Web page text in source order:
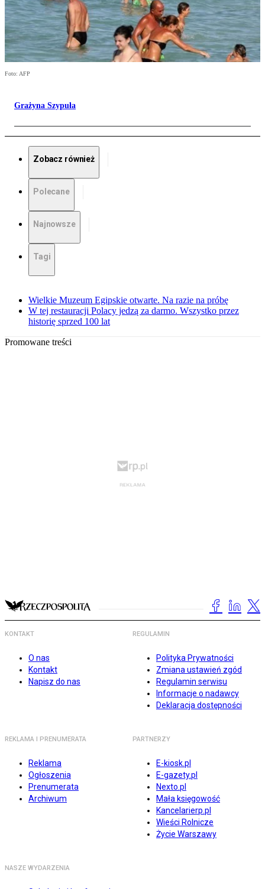
Foto: AFP
Grażyna Szypuła
Zobacz również
Polecane
Najnowsze
Tagi
Wielkie Muzeum Egipskie otwarte. Na razie na próbę
W tej restauracji Polacy jedzą za darmo. Wszystko przez
historię sprzed 100 lat
Promowane treści
KONTAKT
O nas
Kontakt
Napisz do nas
REGULAMIN
Polityka Prywatności
Zmiana ustawień zgód
Regulamin serwisu
Informacje o nadawcy
Deklaracja dostępności
REKLAMA I PRENUMERATA
Reklama
Ogłoszenia
Prenumerata
Archiwum
PARTNERZY
E-kiosk.pl
E-gazety.pl
Nexto.pl
Mała księgowość
Kancelarierp.pl
Wieści Rolnicze
Życie Warszawy
NASZE WYDARZENIA